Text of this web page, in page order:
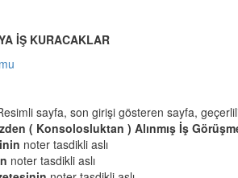
İŞ KURACAKLAR
sayfa, son girişi gösteren sayfa,
( Konsolosluktan ) Alınmış İş
noter tasdikli aslı
noter tasdikli aslı